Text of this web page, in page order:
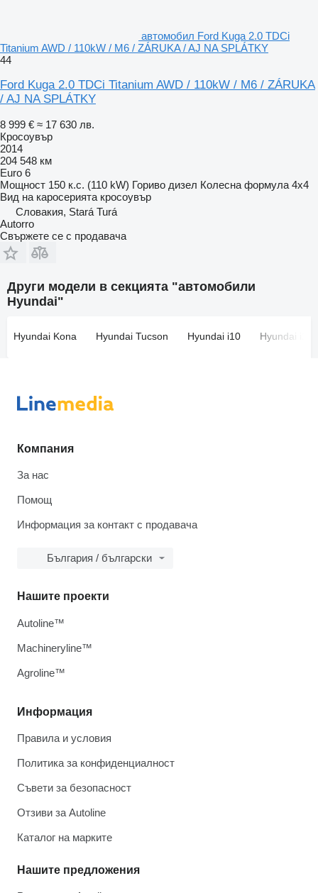
автомобил Ford Kuga 2.0 TDCi
Titanium AWD / 110kW / M6 / ZÁRUKA / AJ NA SPLÁTKY
44
Ford Kuga 2.0 TDCi Titanium AWD / 110kW / M6 / ZÁRUKA
/ AJ NA SPLÁTKY
8 999 € ≈ 17 630 лв.
Кросоувър
2014
204 548 км
Euro 6
Мощност 150 к.с. (110 kW) Гориво дизел Колесна формула 4x4
Вид на каросерията кросоувър
Словакия, Stará Turá
Autorro
Свържете се с продавача
Други модели в секцията "автомобили
Hyundai"
Hyundai Kona Hyundai Tucson Hyundai i10 Hyundai i20
Компания
За нас
Помощ
Информация за контакт с продавача
България / български
Информация
Правила и условия
Политика за конфиденциалност
Съвети за безопасност
Отзиви за Autoline
Каталог на марките
Нашите предложения
Нашите проекти
Autoline™
Machineryline™
Agroline™